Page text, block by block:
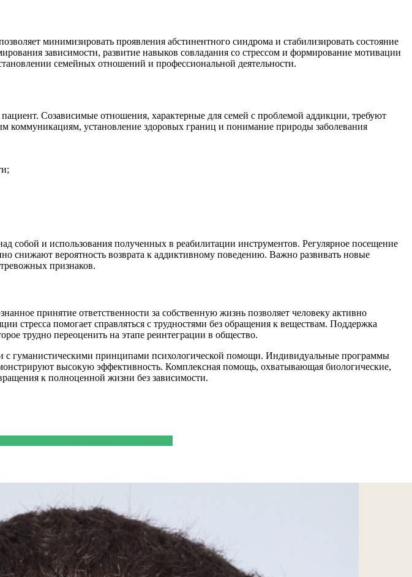
минимизировать проявления абстинентного синдрома и стабилизировать состояние
зависимости, развитие навыков совладания со стрессом и формирование мотивации
семейных отношений и профессиональной деятельности.
Созависимые отношения, характерные для семей с проблемой аддикции, требуют
коммуникациям, установление здоровых границ и понимание природы заболевания
собой и использования полученных в реабилитации инструментов. Регулярное посещение
снижают вероятность возврата к аддиктивному поведению. Важно развивать новые
признаков.
принятие ответственности за собственную жизнь позволяет человеку активно
стресса помогает справляться с трудностями без обращения к веществам. Поддержка
трудно переоценить на этапе реинтеграции в общество.
с гуманистическими принципами психологической помощи. Индивидуальные программы
высокую эффективность. Комплексная помощь, охватывающая биологические,
к полноценной жизни без зависимости.